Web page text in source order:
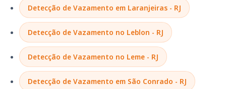
Detecção de Vazamento em Laranjeiras - RJ
Detecção de Vazamento no Leblon - RJ
Detecção de Vazamento no Leme - RJ
Detecção de Vazamento em São Conrado - RJ